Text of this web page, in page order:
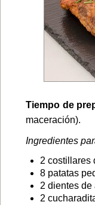
Tiempo de
maceración).
Ingredientes
2 costillares
8 patatas
2 dientes de
2